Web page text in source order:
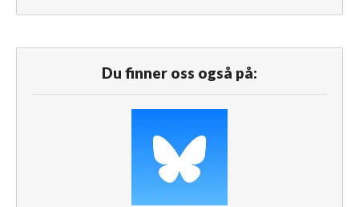
Du finner oss også på: